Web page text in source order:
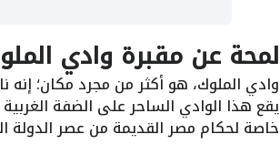
لمحة عن مقبرة وادي
وادي الملوك، هو أكثر من مجرد مكان؛ إنه
يقع هذا الوادي الساحر على الضفة
خاصة لحكام مصر القديمة من عصر الدولة